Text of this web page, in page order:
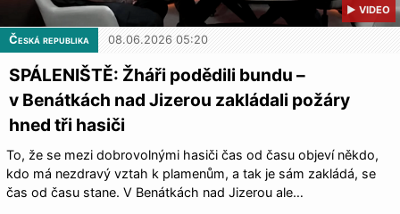
▶ VIDEO
Česká republika 08.06.2026 05:20
SPÁLENIŠTĚ: Žháři podědili bundu –
v Benátkách nad Jizerou zakládali požáry
hned tři hasiči
To, že se mezi dobrovolnými hasiči čas od času objeví někdo,
kdo má nezdravý vztah k plamenům, a tak je sám zakládá, se
čas od času stane. V Benátkách nad Jizerou ale…